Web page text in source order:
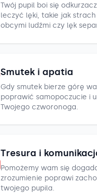
Twój pupil boi się
leczyć lęki, takie jak strach
obcymi ludźmi czy lęk
Smutek i apatia
Gdy smutek bierze górę
poprawić samopoczucie i
Twojego czworonoga.
Tresura i
Pomożemy wam się
zrozumienie poprawi
twojego pupila.